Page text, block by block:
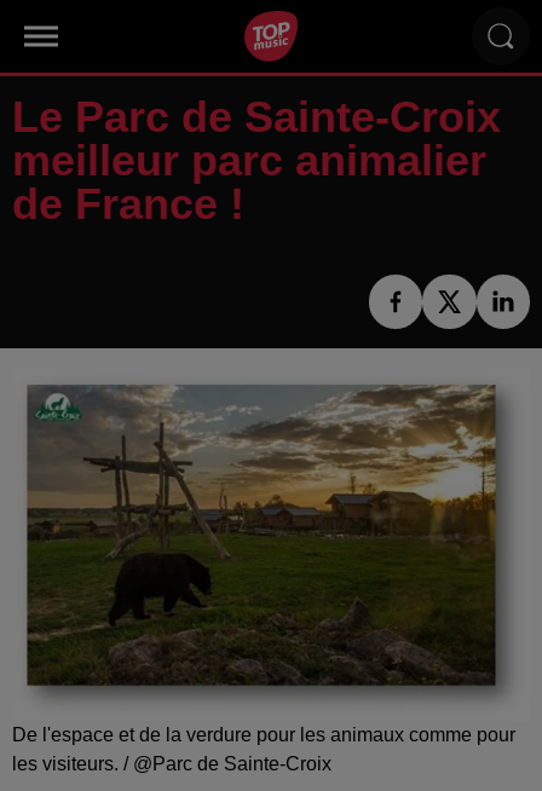
Le Parc de Sainte-Croix
meilleur parc animalier
de France !
De l'espace et de la verdure pour les animaux comme pour
les visiteurs. / @Parc de Sainte-Croix